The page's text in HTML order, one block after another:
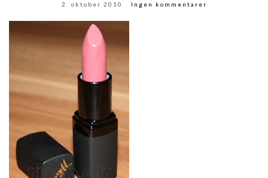
2. oktober 2010 Ingen kommentarer